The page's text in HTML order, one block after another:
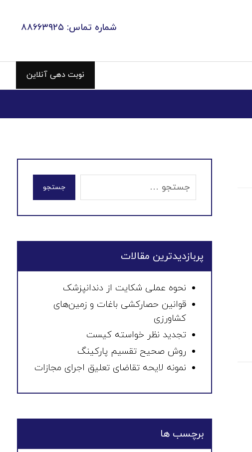
شماره تماس: ۸۸۶۶۳۹۲۵
نوبت دهی آنلاین
جستجو
پربازدیدترین مقالات
نحوه عملی شکایت از دندانپزشک
قوانین حصارکشی باغات و زمین‌های
کشاورزی
تجدید نظر خواسته کیست
روش صحیح تقسیم پارکینگ
نمونه لایحه تقاضای تعلیق اجرای مجازات
برچسب ها